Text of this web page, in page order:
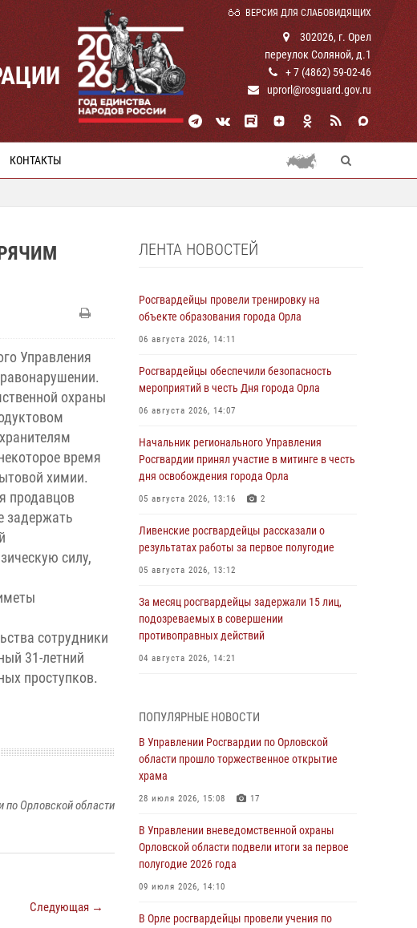
ВЕРСИЯ ДЛЯ СЛАБОВИДЯЩИХ
302026, г. Орел
переулок Соляной, д.1
+ 7 (4862) 59-02-46
uprorl@rosguard.gov.ru
КОНТАКТЫ
Управления
охраны
время
химии.
продавцов
задержать
силу,
сотрудники
31-летний
проступков.
по Орловской области
Следующая →
ЛЕНТА НОВОСТЕЙ
Росгвардейцы провели тренировку на
объекте образования города Орла
06 августа 2026, 14:11
Росгвардейцы обеспечили безопасность
мероприятий в честь Дня города Орла
06 августа 2026, 14:07
Начальник регионального Управления
Росгвардии принял участие в митинге в честь
дня освобождения города Орла
05 августа 2026, 13:16 2
Ливенские росгвардейцы рассказали о
результатах работы за первое полугодие
05 августа 2026, 13:12
За месяц росгвардейцы задержали 15 лиц,
подозреваемых в совершении
противоправных действий
04 августа 2026, 14:21
За месяц росгвардейцы приняли от граждан
более 800 заявлений о предоставлении
госуслуг
Росгвардейцы обеспечили безопасность во
время празднования Дня ВДВ
03 августа 2026, 14:23
В Орле росгвардейцы приняли участие в
ПОПУЛЯРНЫЕ НОВОСТИ
В Управлении Росгвардии по Орловской
области прошло торжественное открытие
храма
28 июля 2026, 15:08 17
В Управлении вневедомственной охраны
Орловской области подвели итоги за первое
полугодие 2026 года
09 июля 2026, 14:10
В Орле росгвардейцы провели учения по